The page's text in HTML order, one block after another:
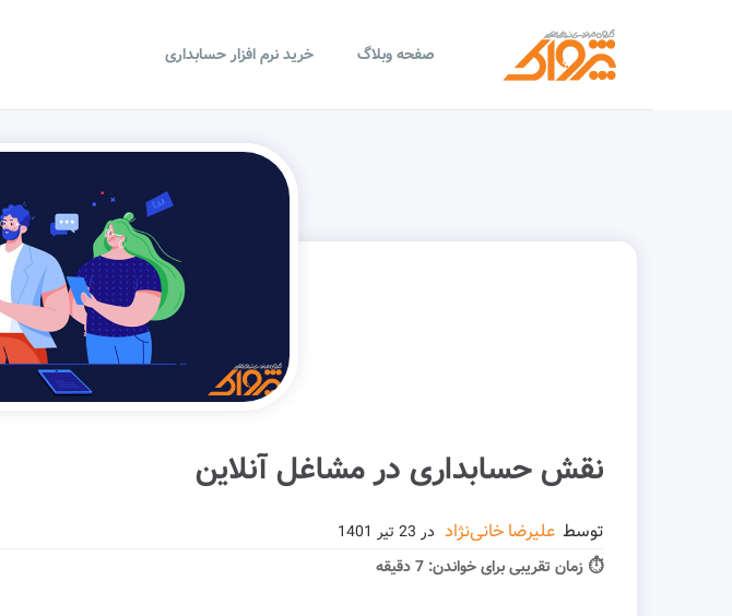
صفحه وبلاگ خرید نرم افزار حسابداری
نقش حسابداری در مشاغل آنلاین
توسط علیرضا خانی‌نژاد در
⏱ زمان تقریبی برای خواندن: 7 دقیقه